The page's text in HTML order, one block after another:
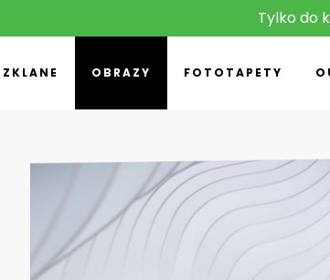
Tylko do
OBRAZY FOTOTAPETY